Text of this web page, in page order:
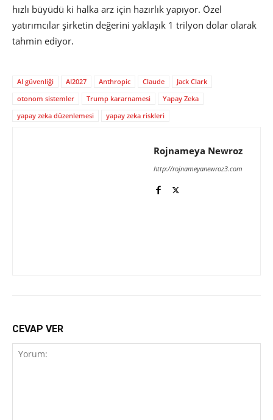
hızlı büyüdü ki halka arz için hazırlık yapıyor. Özel
yatırımcılar şirketin değerini yaklaşık 1 trilyon dolar olarak
tahmin ediyor.
AI güvenliği AI2027 Anthropic Claude
Jack Clark
otonom sistemler
Trump kararnamesi
Yapay Zeka
yapay zeka düzenlemesi
yapay zeka riskleri
Rojnameya Newroz
http://rojnameyanewroz3.com
CEVAP VER